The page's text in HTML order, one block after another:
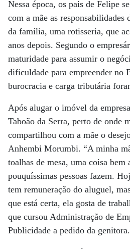
Nessa época, os pais de Felipe
com a mãe as responsabilidades
da família, uma rotisseria, que
anos depois. Segundo o
maturidade para assumir o
dificuldade para empreender no
burocracia e carga tributária
Após alugar o imóvel da
Taboão da Serra, perto de onde
compartilhou com a mãe o
Anhembi Morumbi. “A minha
toalhas de mesa, uma coisa bem
pouquíssimas pessoas fazem.
tem remuneração do aluguel,
que está certa, ela gosta de
que cursou Administração de
Publicidade a pedido da genitora.